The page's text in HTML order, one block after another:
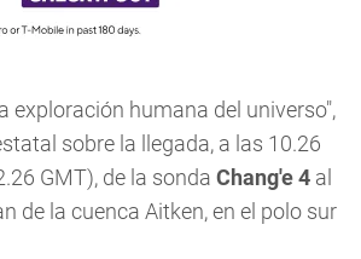
exploración humana del universo",
sobre la llegada, a las 10.26
GMT), de la sonda Chang'e 4 al
de la cuenca Aitken, en el polo sur